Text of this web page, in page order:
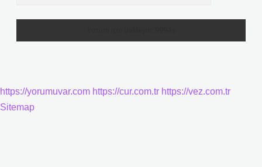
https://yorumuvar.com https://cur.com.tr https://vez.com.tr
Sitemap